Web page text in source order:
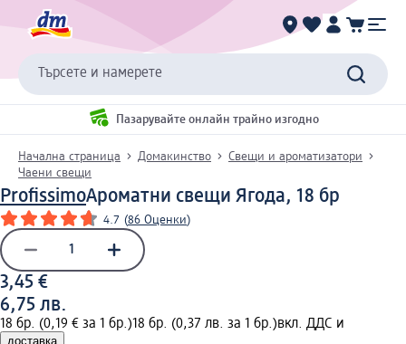
Търсете и намерете
Пазарувайте онлайн трайно изгодно
Начална страница Домакинство
Свещи и ароматизатори
Чаени свещи
ProfissimoАроматни свещи Ягода, 18 бр
4.7 (86 Оценки)
3,45 €
6,75 лв.
18 бр. (0,19 € за 1 бр.)18 бр. (0,37 лв. за 1 бр.)вкл. ДДС и
доставка